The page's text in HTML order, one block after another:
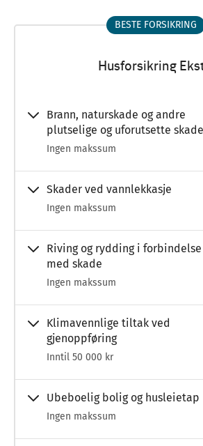
BESTE FORSIKRING
Husforsikring
Brann, naturskade og andre
plutselige og uforutsette
Ingen makssum
Skader ved vannlekkasje
Ingen makssum
Riving og rydding i forbindelse
med skade
Ingen makssum
Klimavennlige tiltak ved
gjenoppføring
Inntil 50 000 kr
Ubeboelig bolig og husleietap
Ingen makssum